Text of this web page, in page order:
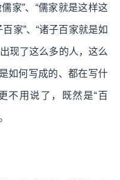
家”、“儒家就是这样这
家”、“诸子百家就是如
现了这么多的人，这么
如何写成的、都在写什
不用说了，既然是“百